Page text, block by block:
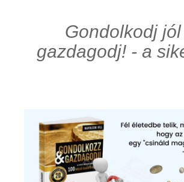
Gondolkodj
gazdagodj! - a